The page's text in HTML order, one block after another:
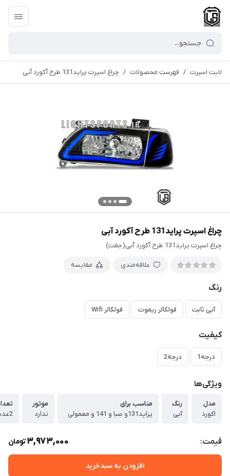
لایت اسپرت / فهرست محصولات / چراغ اسپرت پراید131 طرح آکورد آبی
چراغ اسپرت پراید131 طرح آکورد آبی
چراغ اسپرت پراید131 طرح آکورد آبی(جفت)
علاقه‌مندی مقایسه
رنگ
آبی ثابت فولکالر ریموت فولکالر Wifi
کیفیت
درجه1 درجه2
ویژگی‌ها
مدل
اکورد
رنگ
آبی
مناسب برای
پراید131و صبا و 141 و معمولی
موتور
ندارد
2عدد(جفت)
قیمت: 3,973,000تومان
افزودن به سبدخرید